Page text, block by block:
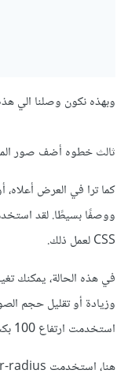
وبهذه نكون وصلنا الي
ثالث خطوه أضف صور
كما ترا في العرض
CSS لعمل ذلك.
في هذه الحالة، يمكنك
وزيادة أو تقليل حجم
استخدمت ارتفاع 100 بكسل وعرض 100 بكسل.